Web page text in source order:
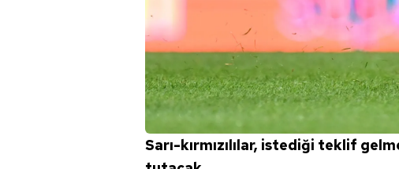
Sarı-kırmızılılar, istediği teklif